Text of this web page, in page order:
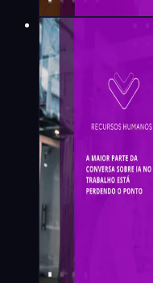
Natalia Alves
Recursos
A maior
sobre IA
perdendo